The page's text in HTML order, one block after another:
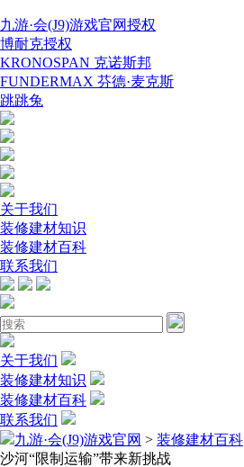
九游·会(J9)游戏官网授权
博耐克授权
KRONOSPAN 克诺斯邦
FUNDERMAX 芬德·麦克斯
跳跳兔
关于我们
装修建材知识
装修建材百科
联系我们
关于我们
装修建材知识
装修建材百科
联系我们
九游·会(J9)游戏官网 > 装修建材百科
沙河“限制运输”带来新挑战